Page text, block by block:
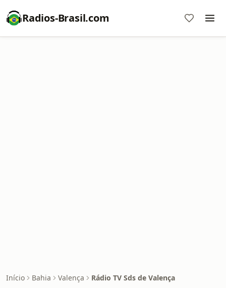
Radios-Brasil.com
Início Bahia Valença Rádio TV Sds de Valença